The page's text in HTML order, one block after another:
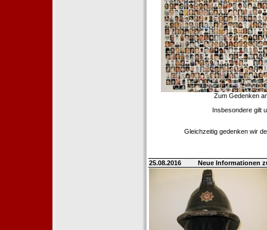
Zum Gedenken
Insbesondere gilt
Gleichzeitig gedenken wir
25.08.2016 Neue Informationen